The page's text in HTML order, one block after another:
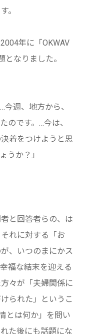
。
年に「OKWAV
なりました。
今週、地方から、
のです。…今は、
着をつけようと思
うか？」
と回答者らの、は
れに対する「お
、いつのまにかス
福な結末を迎える
々が「夫婦関係に
られた」というこ
とは何か」を問い
た後にも話題にな